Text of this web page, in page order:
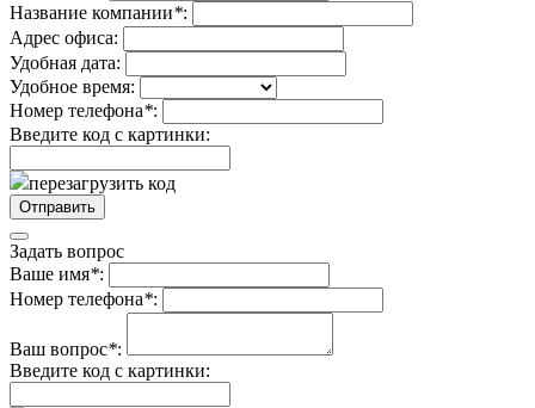
Название компании*:
Адрес офиса:
Удобная дата:
Удобное время:
Номер телефона*:
Введите код с картинки:
перезагрузить код
Задать вопрос
Ваше имя*:
Номер телефона*:
Ваш вопрос*:
Введите код с картинки: